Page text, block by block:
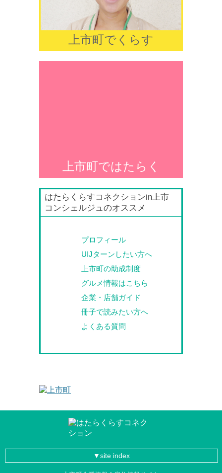
上市町でくらす
上市町ではたらく
はたらくらすコネクションin上市
コンシェルジュのオススメ
プロフィール
UIJターンしたい方へ
上市町の助成制度
グルメ情報はこちら
企業・店舗ガイド
冊子で読みたい方へ
よくある質問
site index